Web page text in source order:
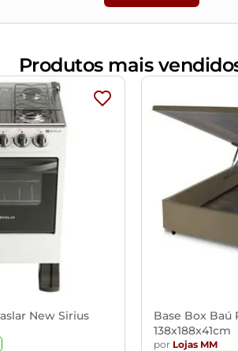
real, por conta do tratamento de
de decoração e eletrônicos.
caso haja alguma avaria não
do cliente. Não nos
responsabilidade do comprador.
por supostos elevadores,
Produtos mais
New Sirius
Base Box Baú
138x188x41cm
por Lojas MM